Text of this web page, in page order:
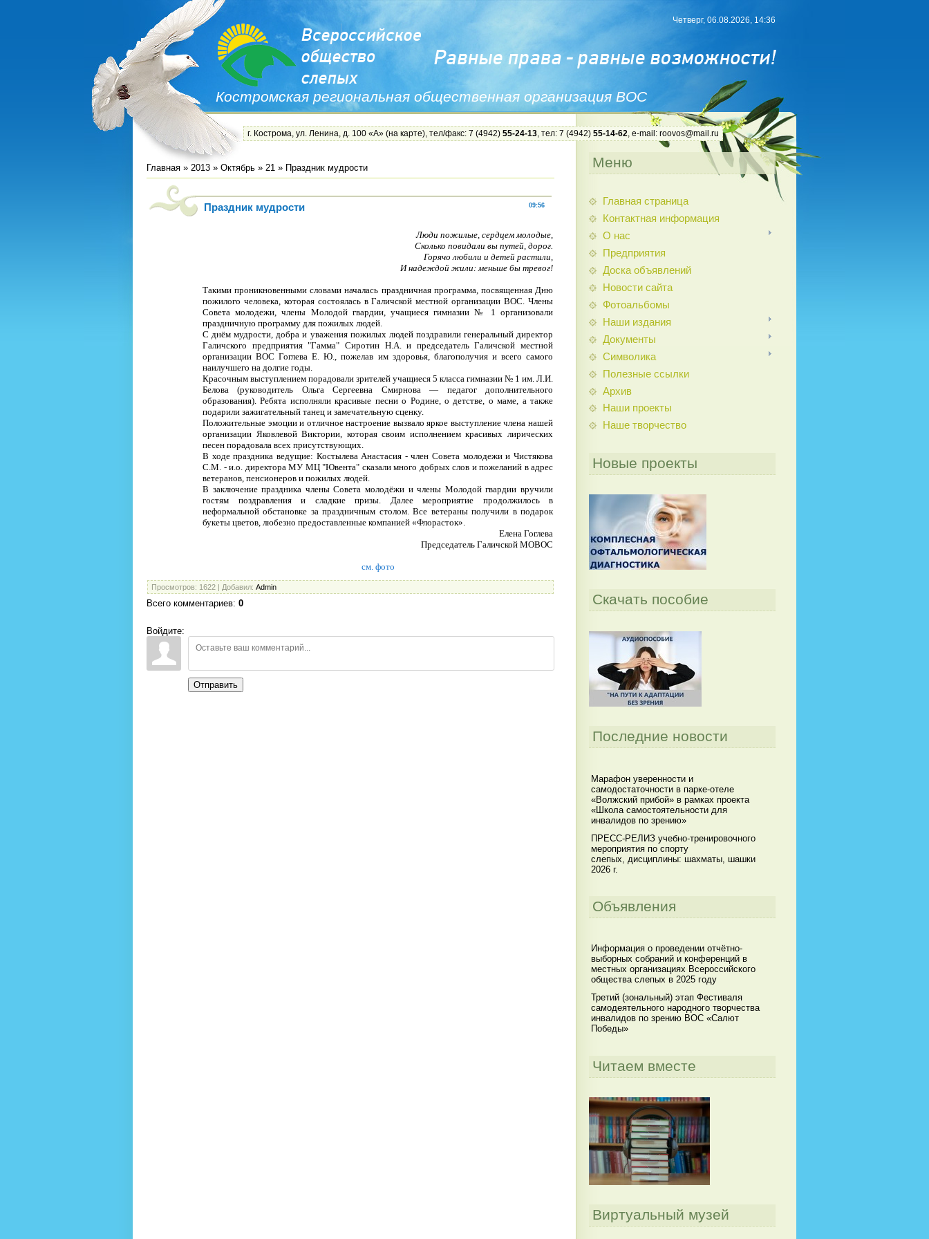
Костромская региональная общественная организация ВОС
Четверг, 06.08.2026, 14:36
г. Кострома, ул. Ленина, д. 100 «А» (на карте), тел/факс: 7 (4942) 55-24-13, тел: 7 (4942) 55-14-62, e-mail: roovos@mail.ru
Главная » 2013 » Октябрь » 21 » Праздник мудрости
09:56
Праздник мудрости
Люди пожилые, сердцем молодые,
Сколько повидали вы путей, дорог.
Горячо любили и детей растили,
И надеждой жили: меньше бы тревог!
Такими проникновенными словами началась праздничная программа, посвященная Дню
пожилого человека, которая состоялась в Галичской местной организации ВОС. Члены
Совета молодежи, члены Молодой гвардии, учащиеся гимназии № 1 организовали
праздничную программу для пожилых людей.
С днём мудрости, добра и уважения пожилых людей поздравили генеральный директор
Галичского предприятия "Гамма" Сиротин Н.А. и председатель Галичской местной
организации ВОС Гоглева Е. Ю., пожелав им здоровья, благополучия и всего самого
наилучшего на долгие годы.
Красочным выступлением порадовали зрителей учащиеся 5 класса гимназии № 1 им. Л.И.
Белова (руководитель Ольга Сергеевна Смирнова — педагог дополнительного
образования). Ребята исполняли красивые песни о Родине, о детстве, о маме, а также
подарили зажигательный танец и замечательную сценку.
Положительные эмоции и отличное настроение вызвало яркое выступление члена нашей
организации Яковлевой Виктории, которая своим исполнением красивых лирических
песен порадовала всех присутствующих.
В ходе праздника ведущие: Костылева Анастасия - член Совета молодежи и Чистякова
С.М. - и.о. директора МУ МЦ "Ювента" сказали много добрых слов и пожеланий в адрес
ветеранов, пенсионеров и пожилых людей.
В заключение праздника члены Совета молодёжи и члены Молодой гвардии вручили
гостям поздравления и сладкие призы. Далее мероприятие продолжилось в
неформальной обстановке за праздничным столом. Все ветераны получили в подарок
букеты цветов, любезно предоставленные компанией «Флорасток».
Елена Гоглева
Председатель Галичской МОВОС
см. фото
Просмотров: 1622 | Добавил: Admin
Всего комментариев: 0
Войдите:
Отправить
Меню
Главная страница
Контактная информация
О нас
Предприятия
Доска объявлений
Новости сайта
Фотоальбомы
Наши издания
Документы
Символика
Полезные ссылки
Архив
Наши проекты
Наше творчество
Новые проекты
Скачать пособие
Последние новости
Марафон уверенности и
самодостаточности в парке-отеле
«Волжский прибой» в рамках проекта
«Школа самостоятельности для
инвалидов по зрению»
ПРЕСС-РЕЛИЗ учебно-тренировочного
мероприятия по спорту
слепых, дисциплины: шахматы, шашки
2026 г.
Объявления
Информация о проведении отчётно-
выборных собраний и конференций в
местных организациях Всероссийского
общества слепых в 2025 году
Третий (зональный) этап Фестиваля
самодеятельного народного творчества
инвалидов по зрению ВОС «Салют
Победы»
Читаем вместе
Виртуальный музей